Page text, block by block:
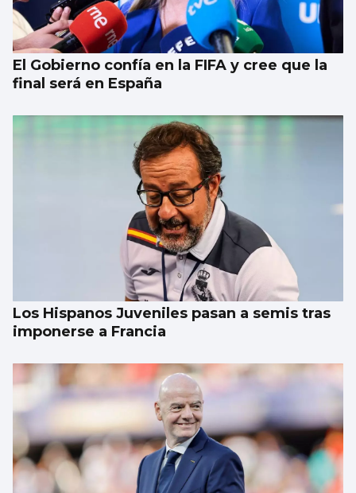
El Gobierno confía en la FIFA y cree que la
final será en España
Los Hispanos Juveniles pasan a semis tras
imponerse a Francia